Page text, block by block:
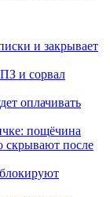
и закрывает
и сорвал
оплачивать
пощёчина
скрывают после